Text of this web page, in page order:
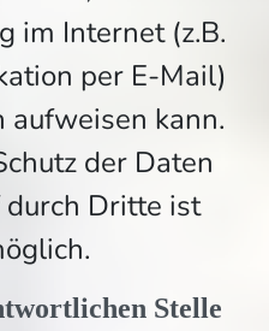
im Internet (z.B.
per E-Mail)
aufweisen kann.
der Daten
Dritte ist
Stelle